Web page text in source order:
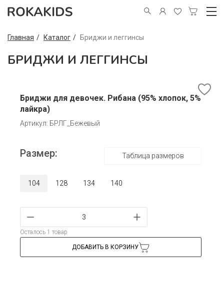
Главная Каталог Бриджи и леггинсы
БРИДЖИ И ЛЕГГИНСЫ
Бриджи для девочек. Рибана (95% хлопок, 5%
лайкра)
Артикул: БРЛГ_Бежевый
Размер: Таблица размеров
104 128 134 140
Осталось 1 товар
ДОБАВИТЬ В КОРЗИНУ